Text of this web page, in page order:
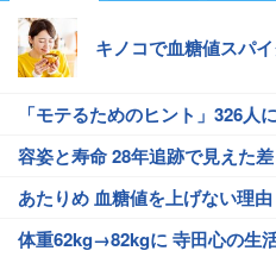
キノコで血糖値スパ
「モテるためのヒント」326人
容姿と寿命 28年追跡で見えた差
あたりめ 血糖値を上げない理由
体重62kg→82kgに 寺田心の生